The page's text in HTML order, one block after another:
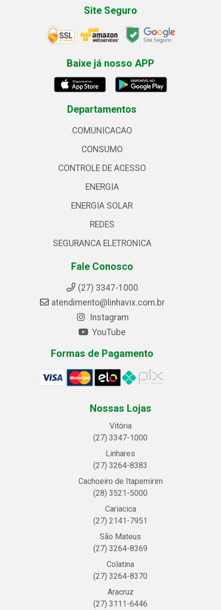
Site Seguro
Baixe já nosso APP
Departamentos
COMUNICACAO
CONSUMO
CONTROLE DE ACESSO
ENERGIA
ENERGIA SOLAR
REDES
SEGURANCA ELETRONICA
Fale Conosco
(27) 3347-1000
atendimento@linhavix.com.br
Instagram
YouTube
Formas de Pagamento
Nossas Lojas
Vitória
(27) 3347-1000
Linhares
(27) 3264-8383
Cachoeiro de Itapemirim
(28) 3521-5000
Cariacica
(27) 2141-7951
São Mateus
(27) 3264-8369
Colatina
(27) 3264-8370
Aracruz
(27) 3111-6446